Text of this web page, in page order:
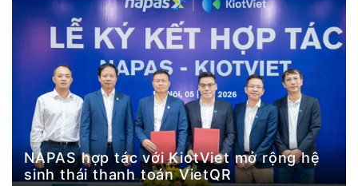
NAPAS hợp tác với KiotViet mở rộng hệ
sinh thái thanh toán VietQR